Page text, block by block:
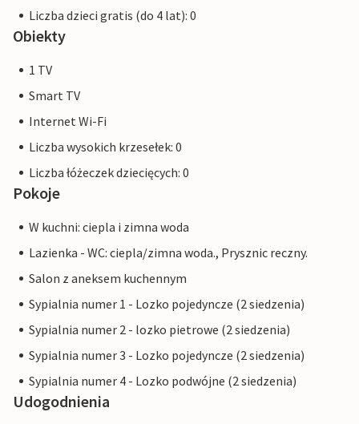
Liczba dzieci gratis (do 4 lat): 0
Obiekty
1 TV
Smart TV
Internet Wi-Fi
Liczba wysokich krzesełek: 0
Liczba łóżeczek dziecięcych: 0
Pokoje
W kuchni: ciepla i zimna woda
Lazienka - WC: ciepla/zimna woda., Prysznic reczny.
Salon z aneksem kuchennym
Sypialnia numer 1 - Lozko pojedyncze (2 siedzenia)
Sypialnia numer 2 - lozko pietrowe (2 siedzenia)
Sypialnia numer 3 - Lozko pojedyncze (2 siedzenia)
Sypialnia numer 4 - Lozko podwójne (2 siedzenia)
Udogodnienia